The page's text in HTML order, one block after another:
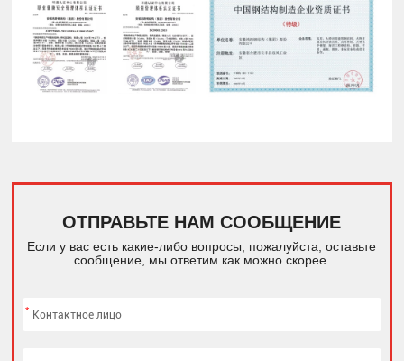
ОТПРАВЬТЕ НАМ СООБЩЕНИЕ
Если у вас есть какие-либо вопросы, пожалуйста, оставьте
сообщение, мы ответим как можно скорее.
*